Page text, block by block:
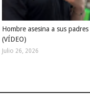
Hombre asesina a sus padres
(VÍDEO)
Julio 26, 2026